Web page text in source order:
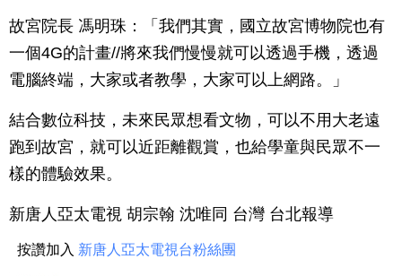
故宮院長 馮明珠：「我們其實，國立故宮博物院也有
一個4G的計畫//將來我們慢慢就可以透過手機，透過
電腦終端，大家或者教學，大家可以上網路。」
結合數位科技，未來民眾想看文物，可以不用大老遠
跑到故宮，就可以近距離觀賞，也給學童與民眾不一
樣的體驗效果。
新唐人亞太電視 胡宗翰 沈唯同 台灣 台北報導
按讚加入 新唐人亞太電視台粉絲團